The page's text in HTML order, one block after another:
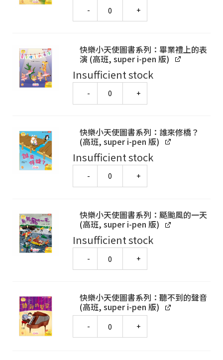
快樂小天使圖書系列：畢業禮上的表
演 (高班, super i-pen 版)
Insufficient stock
快樂小天使圖書系列：誰來修橋？
(高班, super i-pen 版)
Insufficient stock
快樂小天使圖書系列：颳颱風的一天
(高班, super i-pen 版)
Insufficient stock
快樂小天使圖書系列：聽不到的聲音
(高班, super i-pen 版)